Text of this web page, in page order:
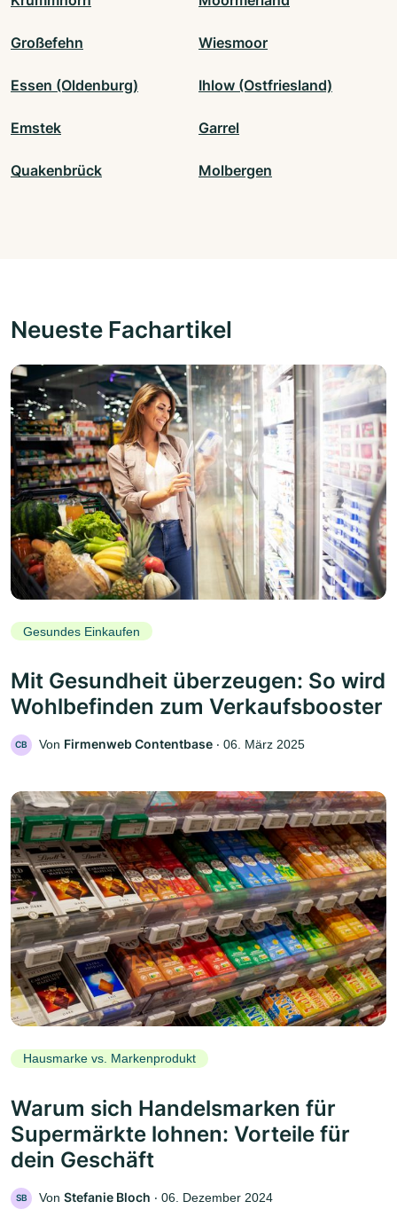
Großefehn Wiesmoor
Essen (Oldenburg) Ihlow (Ostfriesland)
Emstek Garrel
Quakenbrück Molbergen
Neueste Fachartikel
Gesundes Einkaufen
Mit Gesundheit überzeugen: So wird
Wohlbefinden zum Verkaufsbooster
CB Von Firmenweb Contentbase ‧ 06. März 2025
Hausmarke vs. Markenprodukt
Warum sich Handelsmarken für
Supermärkte lohnen: Vorteile für
dein Geschäft
SB Von Stefanie Bloch ‧ 06. Dezember 2024